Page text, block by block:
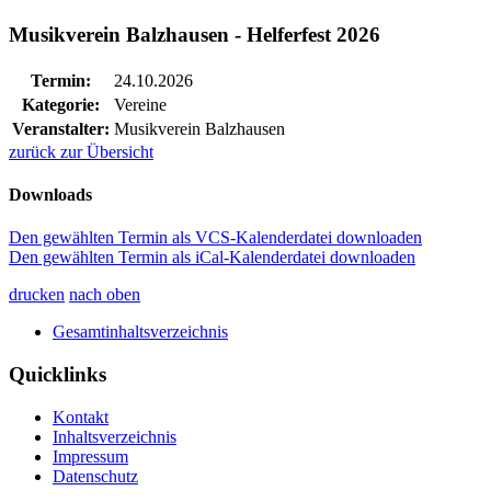
Musikverein Balzhausen - Helferfest 2026
Termin:
24.10.2026
Kategorie:
Vereine
Veranstalter: Musikverein Balzhausen
zurück zur Übersicht
Downloads
Den gewählten Termin als VCS-Kalenderdatei downloaden
Den gewählten Termin als iCal-Kalenderdatei downloaden
drucken nach oben
Gesamtinhaltsverzeichnis
Quicklinks
Kontakt
Inhaltsverzeichnis
Impressum
Datenschutz